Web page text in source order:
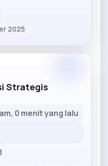
2025
Strategis
0 menit yang lalu
1